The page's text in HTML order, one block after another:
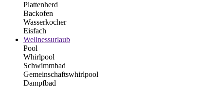
Plattenherd
Backofen
Wasserkocher
Eisfach
Wellnessurlaub
Pool
Whirlpool
Schwimmbad
Gemeinschaftswhirlpool
Dampfbad